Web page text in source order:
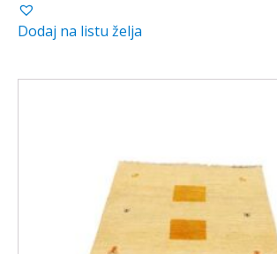
bila
je:
490,00 €.
Dodaj na listu želja